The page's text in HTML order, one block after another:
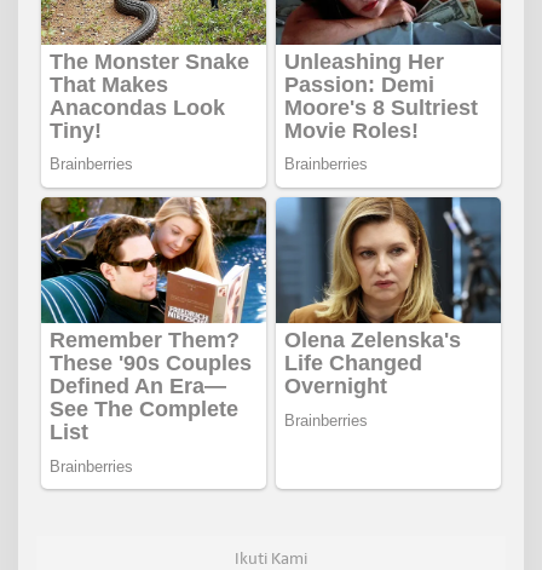
Ikuti Kami